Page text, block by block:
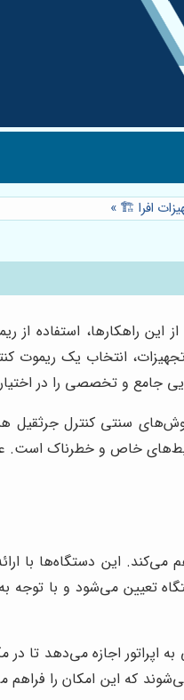
افرا 🏗️ »
این راهکارها، استفاده
تجهیزات، انتخاب یک
جامع و تخصصی را در
سنتی کنترل جرثقیل
خاص و خطرناک است.
می‌کند. این دستگاه‌ها با
تعیین می‌شود و با
اپراتور اجازه می‌دهد تا در
که این امکان را فراهم